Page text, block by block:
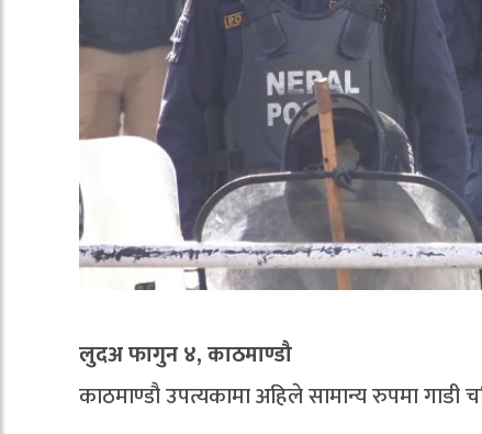
लुदअ फागुन ४, काठमाण्डौ
काठमाण्डौ उपत्यकामा अहिले सामान्य रुपमा